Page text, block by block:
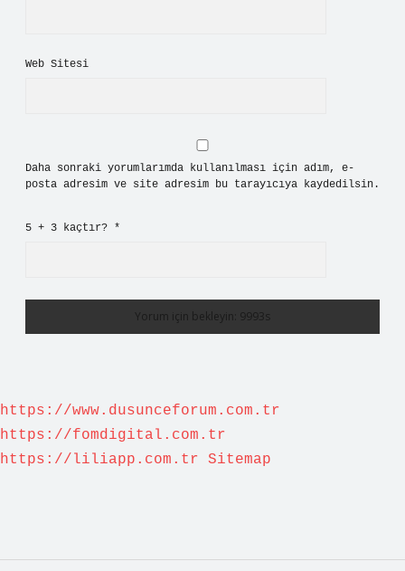
Web Sitesi
Daha sonraki yorumlarımda kullanılması için adım, e-
posta adresim ve site adresim bu tarayıcıya kaydedilsin.
5 + 3 kaçtır? *
https://www.dusunceforum.com.tr
https://fomdigital.com.tr
https://liliapp.com.tr
Sitemap